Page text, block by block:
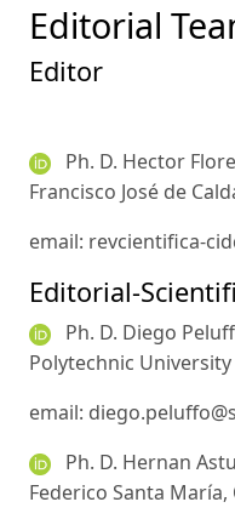
Editorial
Editor
Ph. D. Hector
Francisco José de
email: revcientifica-
Editorial-
Ph. D. Diego
Polytechnic
email:
Ph. D. Hernan
Federico Santa María,